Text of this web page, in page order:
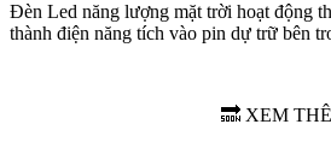
Đèn Led năng lượng mặt trời hoạt động
thành điện năng tích vào pin dự trữ bên
🔜 XEM